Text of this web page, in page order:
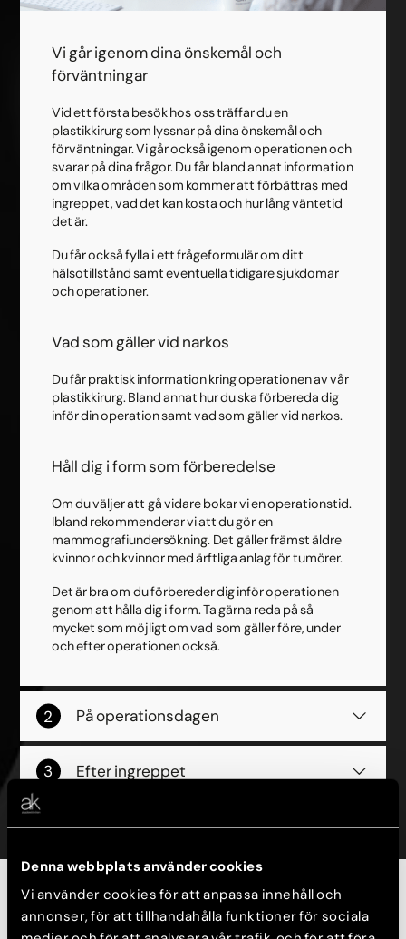
Denna webbplats använder cookies
Vi använder cookies för att anpassa innehåll och
annonser, för att tillhandahålla funktioner för sociala
Vi går igenom dina önskemål och
förväntningar
Vid ett första besök hos oss träffar du en
plastikkirurg som lyssnar på dina önskemål och
förväntningar. Vi går också igenom operationen och
svarar på dina frågor. Du får bland annat information
om vilka områden som kommer att förbättras med
ingreppet, vad det kan kosta och hur lång väntetid
det är.
Du får också fylla i ett frågeformulär om ditt
hälsotillstånd samt eventuella tidigare sjukdomar
och operationer.
Vad som gäller vid narkos
Du får praktisk information kring operationen av vår
plastikkirurg. Bland annat hur du ska förbereda dig
inför din operation samt vad som gäller vid narkos.
Håll dig i form som förberedelse
Om du väljer att gå vidare bokar vi en operationstid.
Ibland rekommenderar vi att du gör en
mammografiundersökning. Det gäller främst äldre
kvinnor och kvinnor med ärftliga anlag för tumörer.
Det är bra om du förbereder dig inför operationen
genom att hålla dig i form. Ta gärna reda på så
mycket som möjligt om vad som gäller före, under
och efter operationen också.
På operationsdagen
Efter ingreppet
Före- och efterbilder